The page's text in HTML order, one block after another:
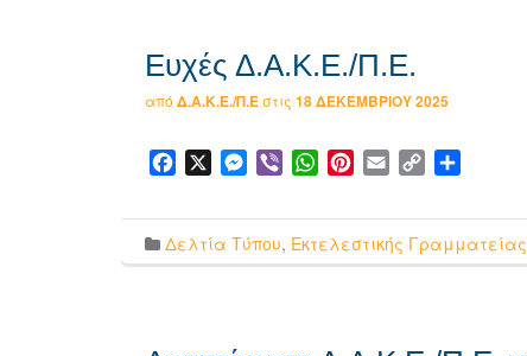
Ευχές Δ.Α.Κ.Ε./Π.Ε.
από Δ.Α.Κ.Ε./Π.Εστις 18 ΔΕΚΕΜΒΡΊΟΥ 2025
Facebook Messenger
Viber WhatsApp
Pinterest
Email Copy
Δελτία Τύπου, Εκτελεστικής Γραμματείας